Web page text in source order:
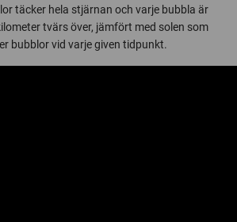
täcker hela stjärnan och varje bubbla är
tvärs över, jämfört med solen som
bubblor vid varje given tidpunkt.